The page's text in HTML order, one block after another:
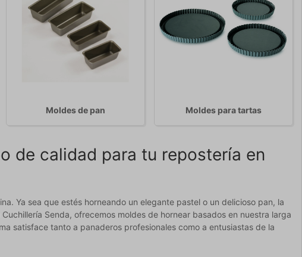
Moldes de pan Moldes para tartas
de calidad para tu repostería en
Ya sea que estés horneando un elegante pastel o un delicioso pan, la
Senda, ofrecemos moldes de hornear basados en nuestra larga
satisface tanto a panaderos profesionales como a entusiastas de la